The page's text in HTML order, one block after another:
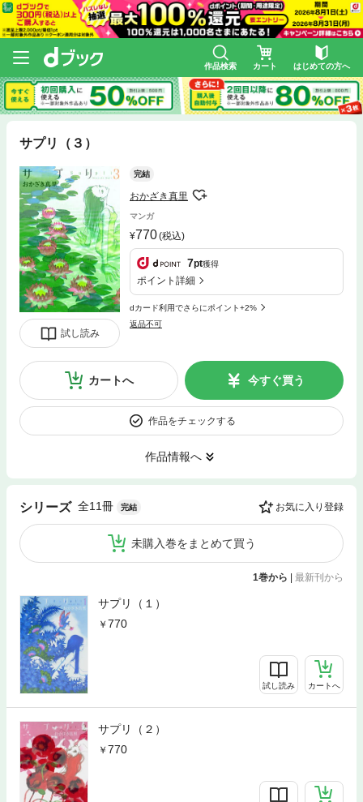
作品検索 カート はじめての方へ
サプリ（３）
試し読み
完結
おかざき真里
マンガ
770(税込)
7pt獲得
ポイント詳細
dカード利用でさらにポイント+2%
返品不可
カートへ 今すぐ買う
作品をチェックする
作品情報へ
シリーズ 全11冊 完結 お気に入り登録
未購入巻をまとめて買う
1巻から | 最新刊から
サプリ（１）
770
試し読み カートへ
サプリ（２）
770